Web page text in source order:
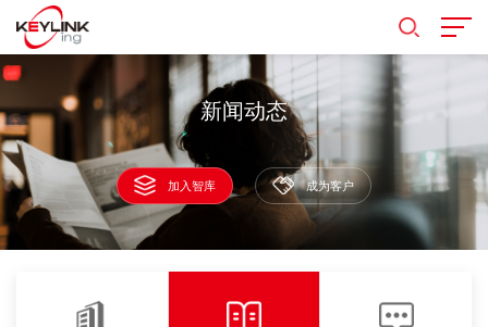
新闻动态
加入智库 成为客户